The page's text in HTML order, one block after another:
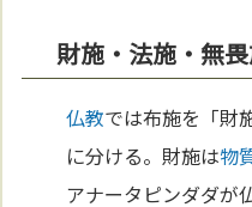
財施・法施・無
仏教では布施を「財
に分ける。財施は物
アナータピンダダが